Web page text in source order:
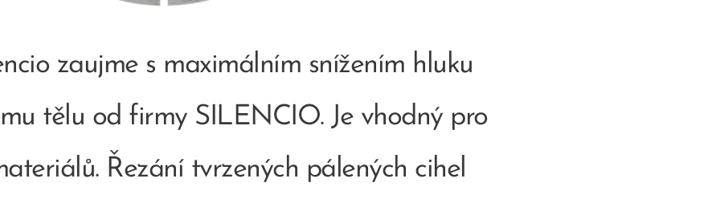
zaujme s maximálním snížením hluku
tělu od firmy SILENCIO. Je vhodný pro
Řezání tvrzených pálených cihel